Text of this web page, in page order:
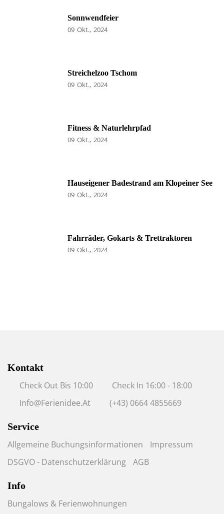
Sonnwendfeier
09 Okt. 2024
Streichelzoo Tschom
09 Okt. 2024
Fitness & Naturlehrpfad
09 Okt. 2024
Hauseigener Badestrand am Klopeiner See
09 Okt. 2024
Fahrräder, Gokarts & Trettraktoren
09 Okt. 2024
Kontakt
Check Out Bis 10:00
Check In 16:00 - 18:00
Info@ferienidee.at
(+43) 0664 4855669
Service
Allgemeine Buchungsinformationen
Impressum
DSGVO - Datenschutzerklärung
AGB
Info
Bungalows & Ferienwohnungen